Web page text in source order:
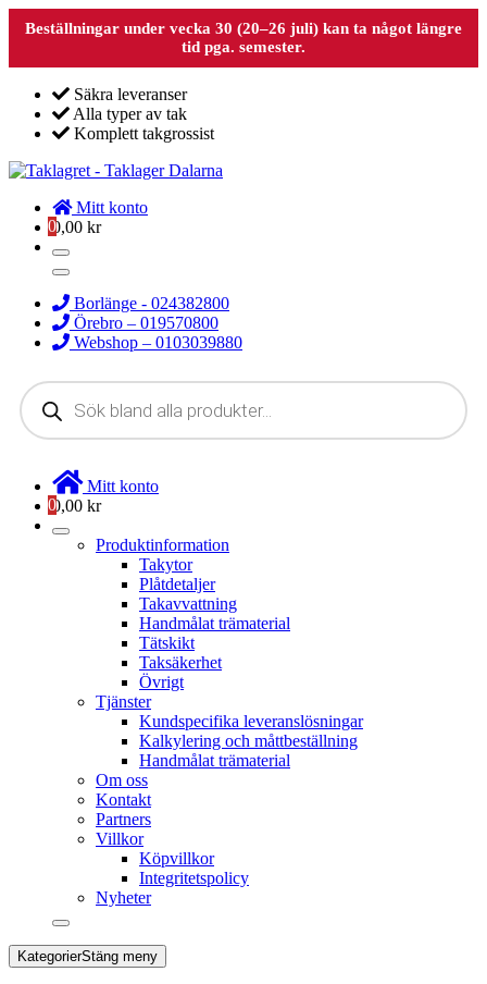
Beställningar under vecka 30 (20–26 juli) kan ta något längre
tid pga. semester.
Säkra leveranser
Alla typer av tak
Komplett takgrossist
Mitt konto
00,00 kr
Borlänge - 024382800
Örebro – 019570800
Webshop – 0103039880
Products
search
Mitt konto
00,00 kr
Produktinformation
Takytor
Plåtdetaljer
Takavvattning
Handmålat trämaterial
Tätskikt
Taksäkerhet
Övrigt
Tjänster
Kundspecifika leveranslösningar
Kalkylering och måttbeställning
Handmålat trämaterial
Om oss
Kontakt
Partners
Villkor
Köpvillkor
Integritetspolicy
Nyheter
KategorierStäng meny